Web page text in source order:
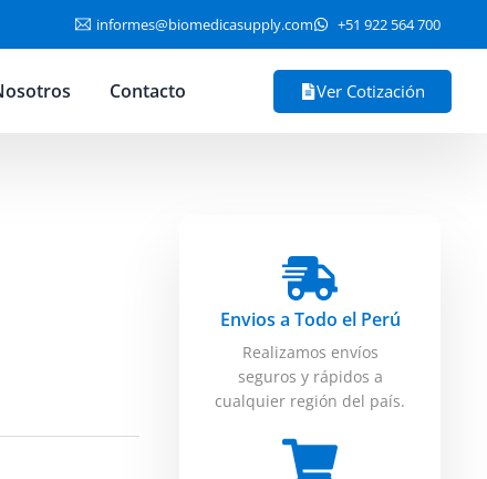
informes@biomedicasupply.com +51 922 564 700
Contacto Ver Cotización
Envios a Todo el Perú
Realizamos envíos
seguros y rápidos a
cualquier región del país.